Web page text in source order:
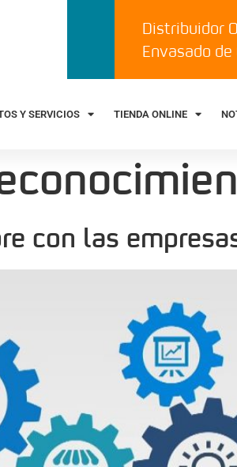
Distribuidor
Envasado
Y SERVICIOS TIENDA ONLINE
con las